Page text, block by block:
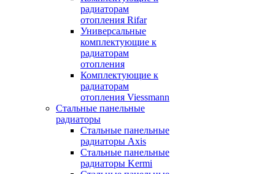
радиаторам
отопления Rifar
Универсальные
комплектующие к
радиаторам
отопления
Комплектующие к
радиаторам
отопления Viessmann
Стальные панельные
радиаторы
Стальные панельные
радиаторы Axis
Стальные панельные
радиаторы Kermi